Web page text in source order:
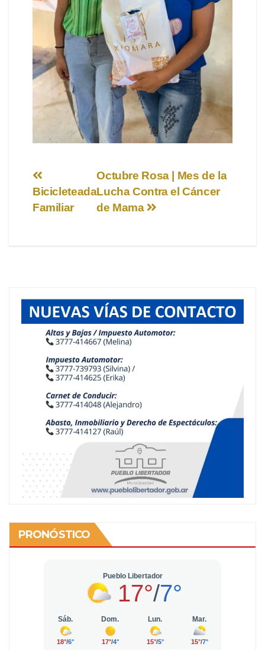
Navegación
de
Octubre Rosa | Mes de la
Lucha Contra el Cáncer
de Mama
Bicicleteada
Familiar
PRONÓSTICO